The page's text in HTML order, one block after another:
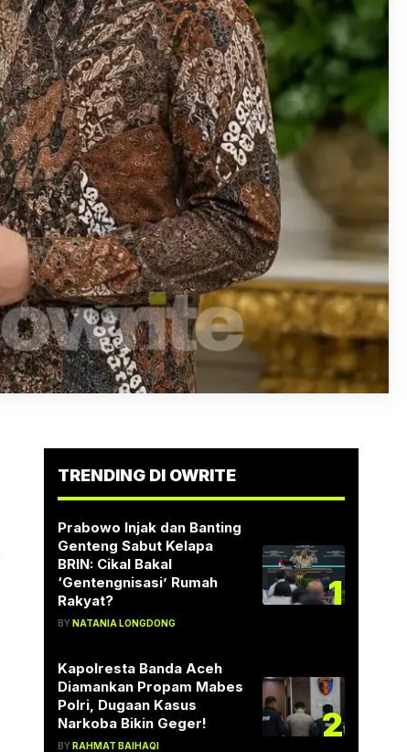
TRENDING DI OWRITE
Prabowo Injak dan Banting
Genteng Sabut Kelapa
BRIN: Cikal Bakal
‘Gentengnisasi’ Rumah
Rakyat?
BYNATANIA LONGDONG
1
Kapolresta Banda Aceh
Diamankan Propam Mabes
Polri, Dugaan Kasus
Narkoba Bikin Geger!
BYRAHMAT BAIHAQI
2